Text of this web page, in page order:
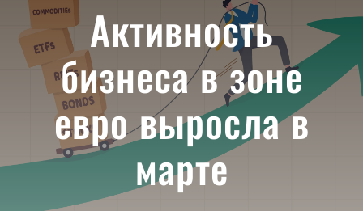
ЧТО ТАКОЕ ETF
ИНВЕСТИЦИИ В ETF
ТЕМАТИЧЕСКИЕ ETF
АКТУАЛЬНЫЕ
Активность
бизнеса в зоне
евро выросла в
марте